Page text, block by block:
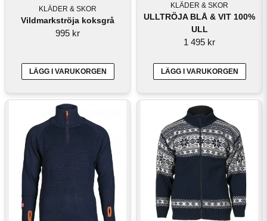
KLÄDER & SKOR
Vildmarkströja koksgrå
995 kr
LÄGG I VARUKORGEN
KLÄDER & SKOR
ULLTRÖJA BLÅ & VIT 100%
ULL
1 495 kr
LÄGG I VARUKORGEN